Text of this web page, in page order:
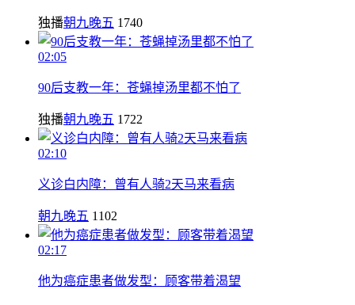
独播朝九晚五 1740
02:05
90后支教一年：苍蝇掉汤里都不怕了
独播朝九晚五 1722
02:10
义诊白内障：曾有人骑2天马来看病
朝九晚五 1102
02:17
他为癌症患者做发型：顾客带着渴望